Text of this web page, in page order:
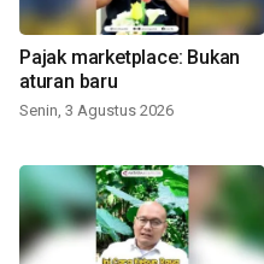
Pajak marketplace: Bukan
aturan baru
Senin, 3 Agustus 2026